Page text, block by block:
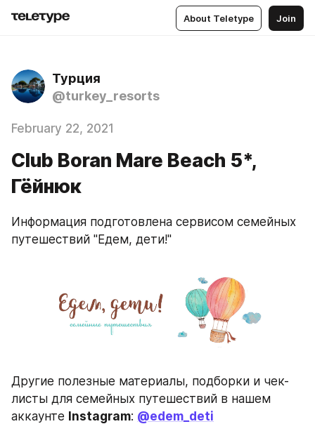
About Teletype Join
Турция
@turkey_resorts
February 22, 2021
Club Boran Mare Beach 5*,
Гёйнюк
Информация подготовлена сервисом семейных
путешествий "Едем, дети!"
Другие полезные материалы, подборки и чек-
листы для семейных путешествий в нашем
аккаунте Instagram: @edem_deti